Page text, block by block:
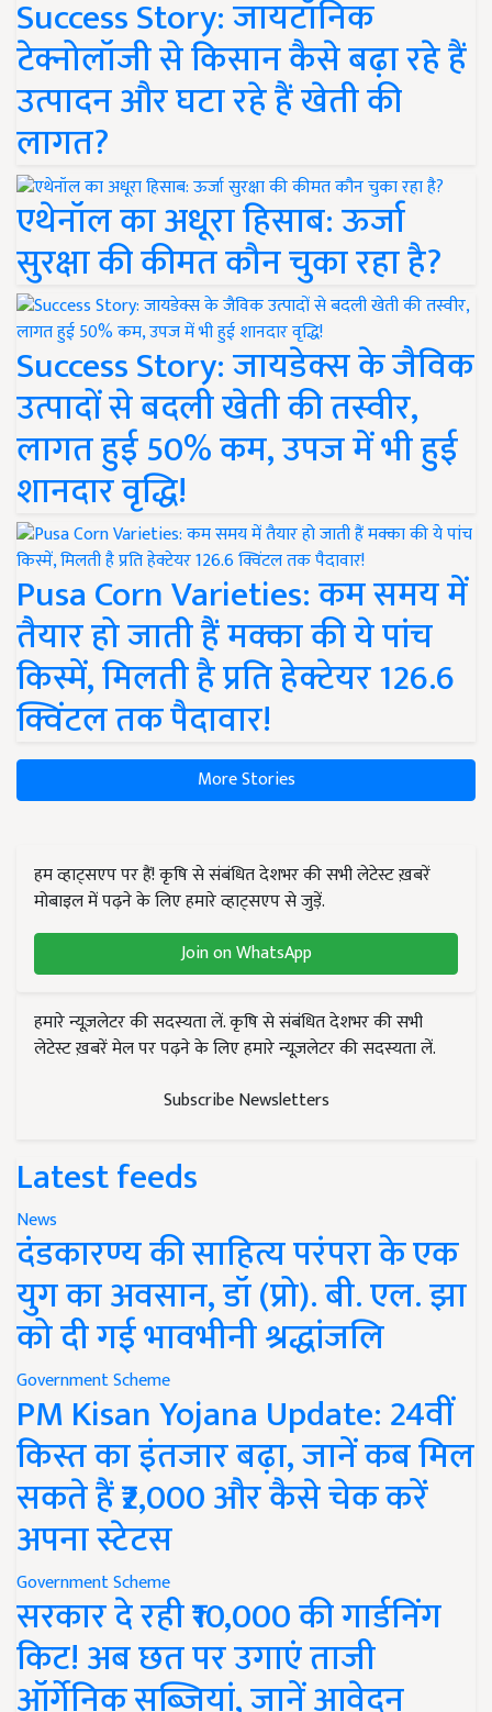
Success Story: जायटॉनिक
टेक्नोलॉजी से किसान कैसे बढ़ा रहे हैं
उत्पादन और घटा रहे हैं खेती की
लागत?
एथेनॉल का अधूरा हिसाब: ऊर्जा
सुरक्षा की कीमत कौन चुका रहा है?
Success Story: जायडेक्स के जैविक
उत्पादों से बदली खेती की तस्वीर,
लागत हुई 50% कम, उपज में भी हुई
शानदार वृद्धि!
Pusa Corn Varieties: कम समय में
तैयार हो जाती हैं मक्का की ये पांच
किस्में, मिलती है प्रति हेक्टेयर 126.6
क्विंटल तक पैदावार!
More Stories
हम व्हाट्सएप पर हैं! कृषि से संबंधित देशभर की सभी लेटेस्ट ख़बरें
मोबाइल में पढ़ने के लिए हमारे व्हाट्सएप से जुड़ें.
Join on WhatsApp
हमारे न्यूज़लेटर की सदस्यता लें. कृषि से संबंधित देशभर की सभी
लेटेस्ट ख़बरें मेल पर पढ़ने के लिए हमारे न्यूज़लेटर की सदस्यता लें.
Subscribe Newsletters
Latest feeds
News
दंडकारण्य की साहित्य परंपरा के एक
युग का अवसान, डॉ (प्रो). बी. एल. झा
को दी गई भावभीनी श्रद्धांजलि
Government Scheme
PM Kisan Yojana Update: 24वीं
किस्त का इंतजार बढ़ा, जानें कब मिल
सकते हैं ₹2,000 और कैसे चेक करें
अपना स्टेटस
Government Scheme
सरकार दे रही ₹10,000 की गार्डनिंग
किट! अब छत पर उगाएं ताजी
ऑर्गेनिक सब्जियां, जानें आवेदन